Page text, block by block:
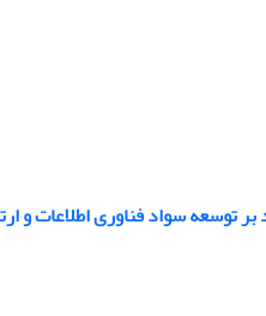
توسعه سواد فناوری اطلاعات و